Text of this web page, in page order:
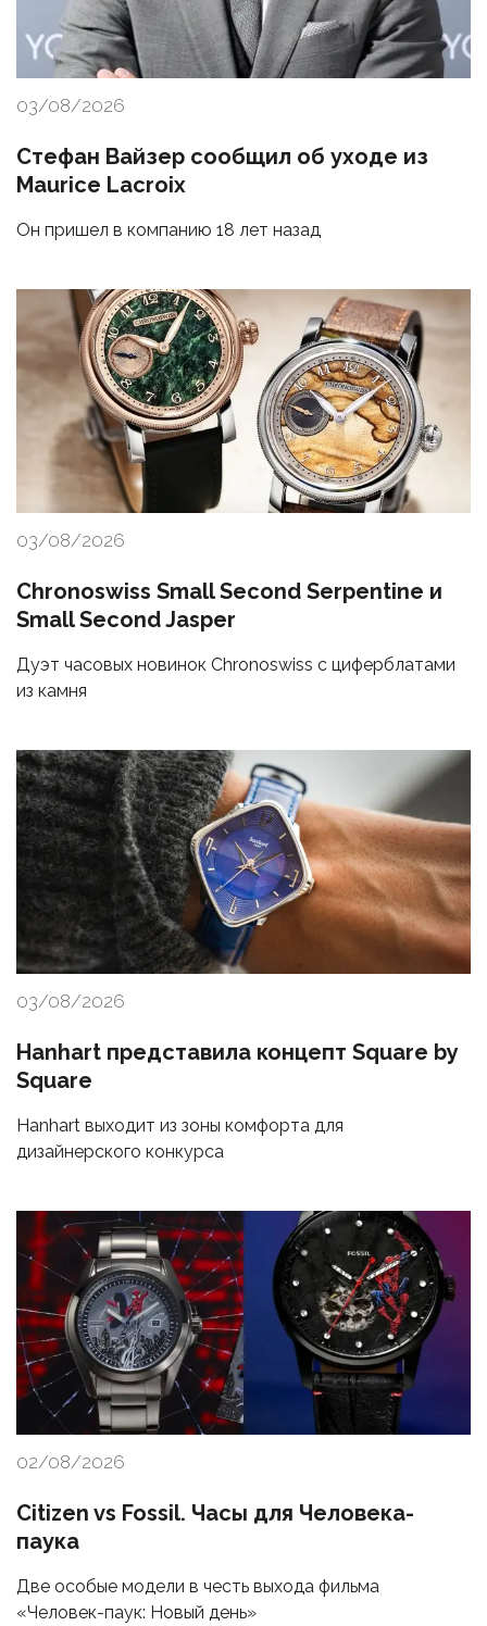
03/08/2026
Стефан Вайзер сообщил об уходе из
Maurice Lacroix
Он пришел в компанию 18 лет назад
03/08/2026
Chronoswiss Small Second Serpentine и
Small Second Jasper
Дуэт часовых новинок Chronoswiss с циферблатами
из камня
03/08/2026
Hanhart представила концепт Square by
Square
Hanhart выходит из зоны комфорта для
дизайнерского конкурса
02/08/2026
Citizen vs Fossil. Часы для Человека-
паука
Две особые модели в честь выхода фильма
«Человек-паук: Новый день»